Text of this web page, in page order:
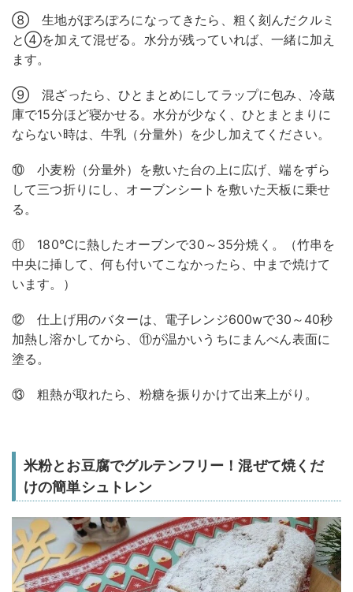
⑧ 生地がぽろぽろになってきたら、粗く刻んだクルミ
と④を加えて混ぜる。水分が残っていれば、一緒に加え
ます。
⑨ 混ざったら、ひとまとめにしてラップに包み、冷蔵
庫で15分ほど寝かせる。水分が少なく、ひとまとまりに
ならない時は、牛乳（分量外）を少し加えてください。
⑩ 小麦粉（分量外）を敷いた台の上に広げ、端をずら
して三つ折りにし、オーブンシートを敷いた天板に乗せ
る。
⑪ 180℃に熱したオーブンで30～35分焼く。（竹串を
中央に挿して、何も付いてこなかったら、中まで焼けて
います。）
⑫ 仕上げ用のバターは、電子レンジ600wで30～40秒
加熱し溶かしてから、⑪が温かいうちにまんべん表面に
塗る。
⑬ 粗熱が取れたら、粉糖を振りかけて出来上がり。
米粉とお豆腐でグルテンフリー！混ぜて焼くだ
けの簡単シュトレン